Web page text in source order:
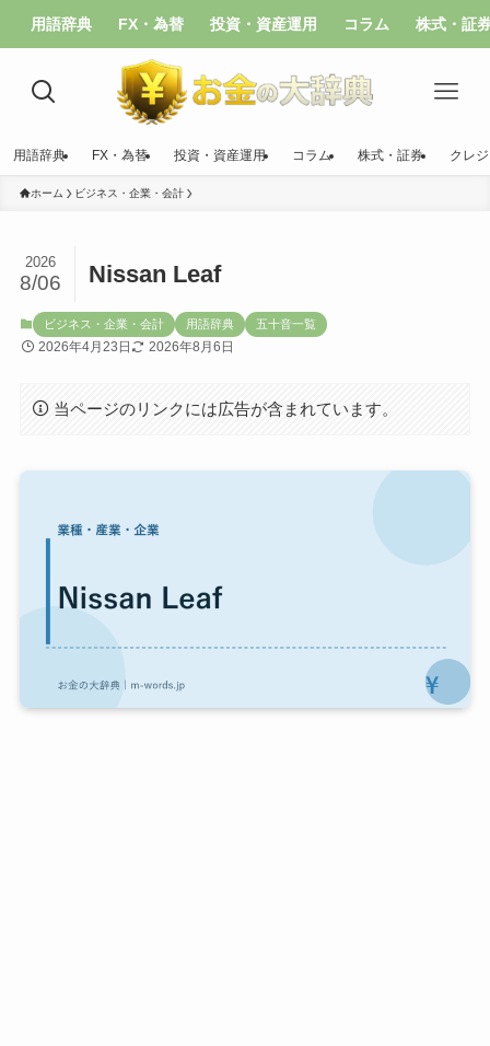
用語辞典 FX・為替 投資・資産運用 コラム 株式・証
用語辞典 FX・為替 投資・資産運用 コラム 株式・証券 クレ
ホーム ビジネス・企業・会計
Nissan Leaf
2026
8/06
ビジネス・企業・会計 用語辞典 五十音一覧
2026年4月23日 2026年8月6日
当ページのリンクには広告が含まれています。